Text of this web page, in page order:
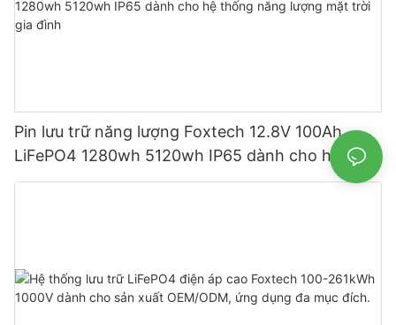
Pin lưu trữ năng lượng Foxtech 12.8V 100Ah
LiFePO4 1280wh 5120wh IP65 dành cho hệ
thống năng lượng mặt trời gia đình